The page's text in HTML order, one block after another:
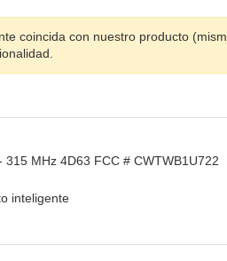
coincida con nuestro producto
MHz 4D63 FCC # CWTWB1U722
inteligente